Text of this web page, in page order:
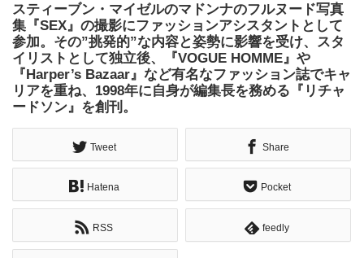
スティーブン・マイゼルのマドンナのフルヌード写真
集『SEX』の撮影にファッションアシスタントとして
参加。その”挑発的”な内容と姿勢に影響を受け、スタ
イリストとして独立後、『VOGUE HOMME』や
『Harper’s Bazaar』など有名なファッション誌でキャ
リアを重ね、1998年に自身が編集長を務める『リチャ
ードソン』を創刊。
Tweet Share
Hatena Pocket
RSS feedly